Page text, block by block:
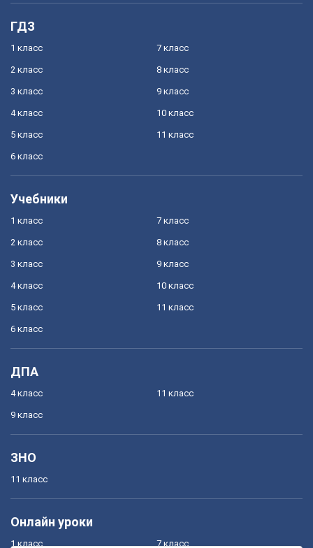
ГДЗ
1 класс
2 класс
3 класс
4 класс
5 класс
6 класс
7 класс
8 класс
9 класс
10 класс
11 класс
Учебники
1 класс
2 класс
3 класс
4 класс
5 класс
6 класс
7 класс
8 класс
9 класс
10 класс
11 класс
ДПА
4 класс
9 класс
11 класс
ЗНО
11 класс
Онлайн уроки
1 класс 7 класс